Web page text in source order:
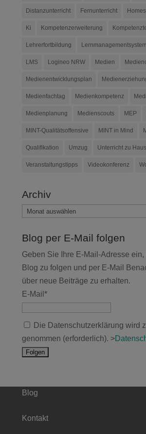
Distanzunterricht Fernunterricht
Ki Kompetenzerweiterung
Lehrerfortbildung Lernmanagementsystem
LMS Logineo NRW Medien
Medienentwicklungsplan
Medienfachtag Medienkompetenz
Medienplanung Medienscouts MEP
MINT-Qualitätsoffensive MINT in Mind
Qualifikation Umzug Unterricht zu
Veranstaltungstipps Videokonferenz
Archiv
Archiv
Blog per E-Mail folgen
Geben Sie Ihre E-Mail-Adresse ein,
Blog zu folgen und per E-Mail
über neue Beiträge zu erhalten.
E-Mail*
Die Datenschutzerklärung wird
genommen (erforderlich). >
Blog
Kontakt